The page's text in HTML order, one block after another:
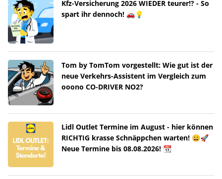
Kfz-Versicherung 2026 WIEDER teurer!? - So
spart ihr dennoch! 🚗💡
Tom by TomTom vorgestellt: Wie gut ist der
neue Verkehrs-Assistent im Vergleich zum
ooono CO-DRIVER NO2?
Lidl Outlet Termine im August - hier können
RICHTIG krasse Schnäppchen warten! 😀🚀
Neue Termine bis 08.08.2026! 📆